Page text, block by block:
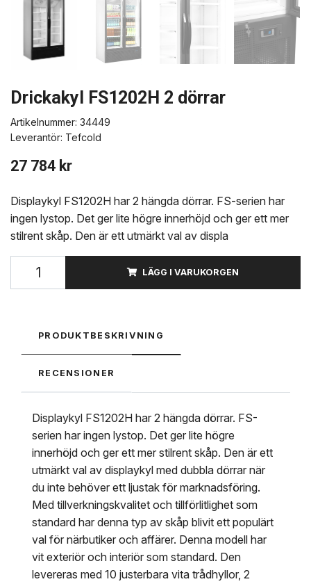
Drickakyl FS1202H 2 dörrar
Artikelnummer: 34449
Leverantör: Tefcold
27 784 kr
Displaykyl FS1202H har 2 hängda dörrar. FS-serien har
ingen lystop. Det ger lite högre innerhöjd och ger ett mer
stilrent skåp. Den är ett utmärkt val av displa
LÄGG I VARUKORGEN
PRODUKTBESKRIVNING
RECENSIONER
Displaykyl FS1202H har 2 hängda dörrar. FS-
serien har ingen lystop. Det ger lite högre
innerhöjd och ger ett mer stilrent skåp. Den är ett
utmärkt val av displaykyl med dubbla dörrar när
du inte behöver ett ljustak för marknadsföring.
Med tillverkningskvalitet och tillförlitlighet som
standard har denna typ av skåp blivit ett populärt
val för närbutiker och affärer. Denna modell har
vit exteriör och interiör som standard. Den
levereras med 10 justerbara vita trådhyllor, 2